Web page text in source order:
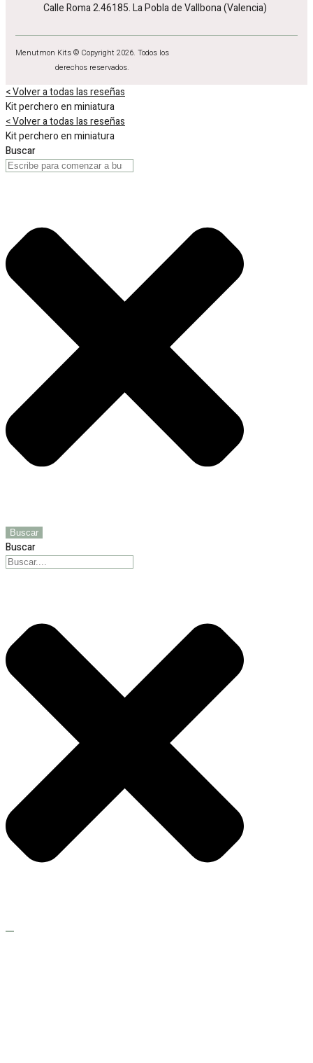
Calle Roma 2.46185. La Pobla de Vallbona (Valencia)
Menutmon Kits © Copyright 2026. Todos los
derechos reservados.
< Volver a todas las reseñas
Kit perchero en miniatura
< Volver a todas las reseñas
Kit perchero en miniatura
Buscar
Buscar
Buscar